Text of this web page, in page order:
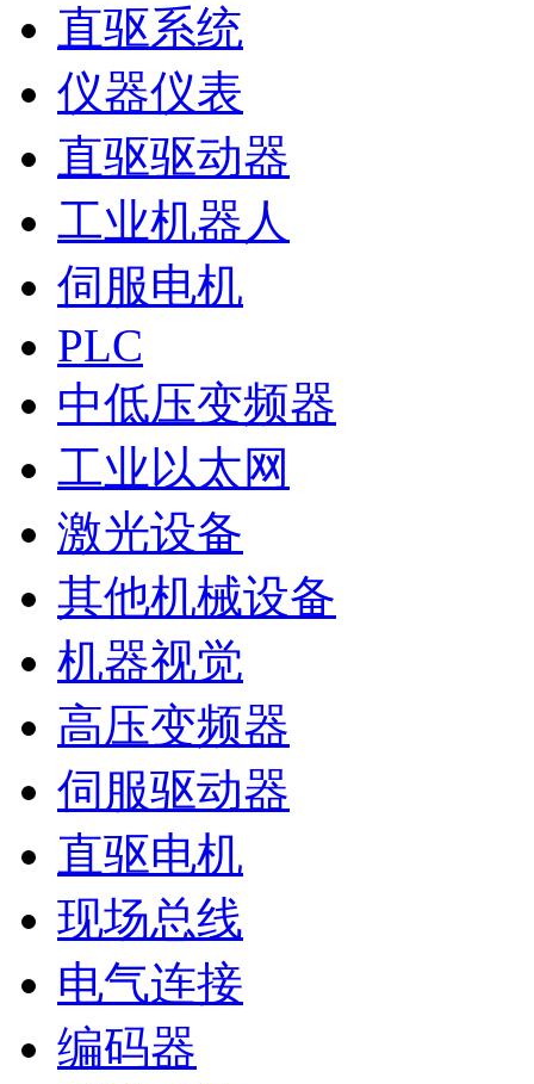
直驱系统
仪器仪表
直驱驱动器
工业机器人
伺服电机
PLC
中低压变频器
工业以太网
激光设备
其他机械设备
机器视觉
高压变频器
伺服驱动器
直驱电机
现场总线
电气连接
编码器